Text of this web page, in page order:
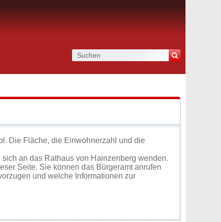
Die Fläche, die Einwohnerzahl und die
an das Rathaus von Hainzenberg wenden.
Seite. Sie können das Bürgeramt anrufen
und welche Informationen zur